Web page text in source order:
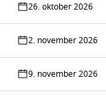
26. oktober 2026
2. november 2026
9. november 2026